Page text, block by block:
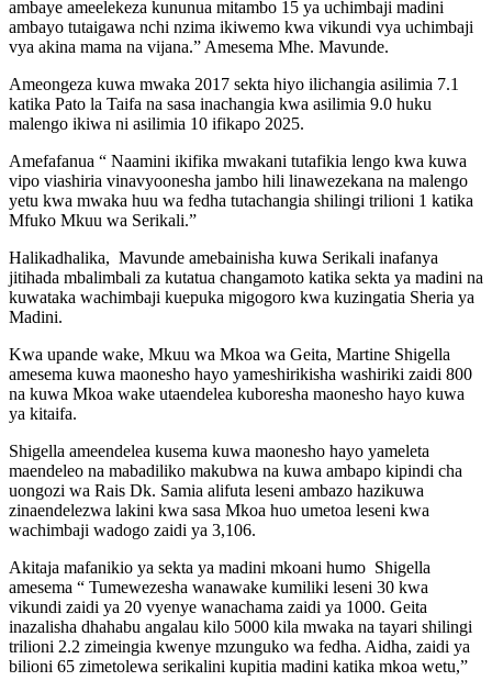
ambaye ameelekeza kununua mitambo 15 ya uchimbaji madini
ambayo tutaigawa nchi nzima ikiwemo kwa vikundi vya uchimbaji
vya akina mama na vijana.” Amesema Mhe. Mavunde.
Ameongeza kuwa mwaka 2017 sekta hiyo ilichangia asilimia 7.1
katika Pato la Taifa na sasa inachangia kwa asilimia 9.0 huku
malengo ikiwa ni asilimia 10 ifikapo 2025.
Amefafanua “ Naamini ikifika mwakani tutafikia lengo kwa kuwa
vipo viashiria vinavyoonesha jambo hili linawezekana na malengo
yetu kwa mwaka huu wa fedha tutachangia shilingi trilioni 1 katika
Mfuko Mkuu wa Serikali.”
Halikadhalika, Mavunde amebainisha kuwa Serikali inafanya
jitihada mbalimbali za kutatua changamoto katika sekta ya madini na
kuwataka wachimbaji kuepuka migogoro kwa kuzingatia Sheria ya
Madini.
Kwa upande wake, Mkuu wa Mkoa wa Geita, Martine Shigella
amesema kuwa maonesho hayo yameshirikisha washiriki zaidi 800
na kuwa Mkoa wake utaendelea kuboresha maonesho hayo kuwa
ya kitaifa.
Shigella ameendelea kusema kuwa maonesho hayo yameleta
maendeleo na mabadiliko makubwa na kuwa ambapo kipindi cha
uongozi wa Rais Dk. Samia alifuta leseni ambazo hazikuwa
zinaendelezwa lakini kwa sasa Mkoa huo umetoa leseni kwa
wachimbaji wadogo zaidi ya 3,106.
Akitaja mafanikio ya sekta ya madini mkoani humo Shigella
amesema “ Tumewezesha wanawake kumiliki leseni 30 kwa
vikundi zaidi ya 20 vyenye wanachama zaidi ya 1000. Geita
inazalisha dhahabu angalau kilo 5000 kila mwaka na tayari shilingi
trilioni 2.2 zimeingia kwenye mzunguko wa fedha. Aidha, zaidi ya
bilioni 65 zimetolewa serikalini kupitia madini katika mkoa wetu,”